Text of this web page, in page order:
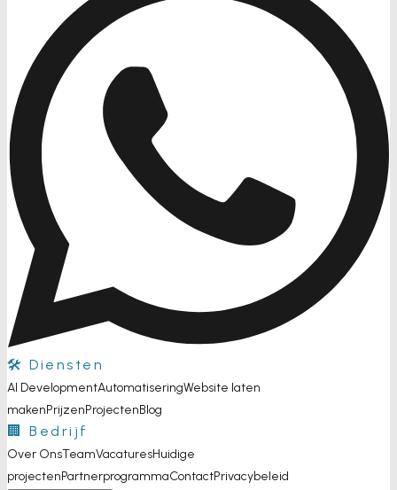
🛠️ Diensten
AI DevelopmentAutomatiseringWebsite laten
makenPrijzenProjectenBlog
🏢 Bedrijf
Over OnsTeamVacaturesHuidige
projectenPartnerprogrammaContactPrivacybeleid